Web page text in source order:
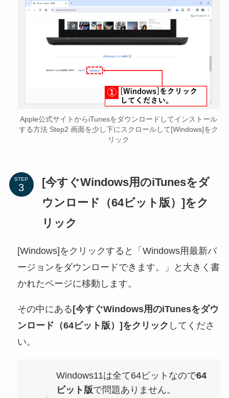
Apple公式サイトからiTunesをダウンロードしてインストール
する方法 Step2 画面を少し下にスクロールして[Windows]をク
リック
STEP
[今すぐWindows用のiTunesをダ
ウンロード（64ビット版）]をク
リック
[Windows]をクリックすると「Windows用最新バ
ージョンをダウンロードできます。」と大きく書
かれたページに移動します。
その中にある[今すぐWindows用のiTunesをダウ
ンロード（64ビット版）]をクリック してくださ
い。
Windows11は全て64ビットなので64
ビット版で問題ありません。